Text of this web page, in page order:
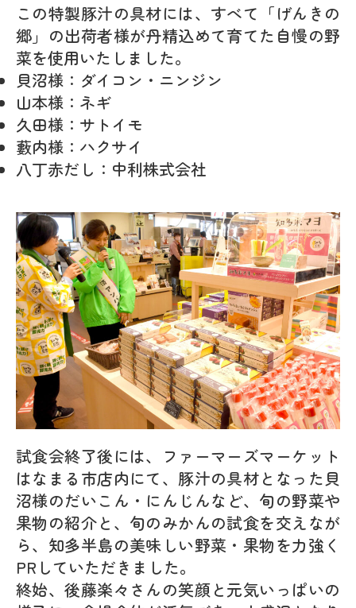
この特製豚汁の具材には、すべて「げんきの
郷」の出荷者様が丹精込めて育てた自慢の野
菜を使用いたしました。
貝沼様 ：ダイコン・ニンジン
山本様 ：ネギ
久田様 ：サトイモ
藪内様 ：ハクサイ
八丁赤だし ：中利株式会社
試食会終了後には、ファーマーズマーケット
はなまる市店内にて、豚汁の具材となった貝
沼様のだいこん・にんじんなど、旬の野菜や
果物の紹介と、旬のみかんの試食を交えなが
ら、知多半島の美味しい野菜・果物を力強く
PRしていただきました。
終始、後藤楽々さんの笑顔と元気いっぱいの